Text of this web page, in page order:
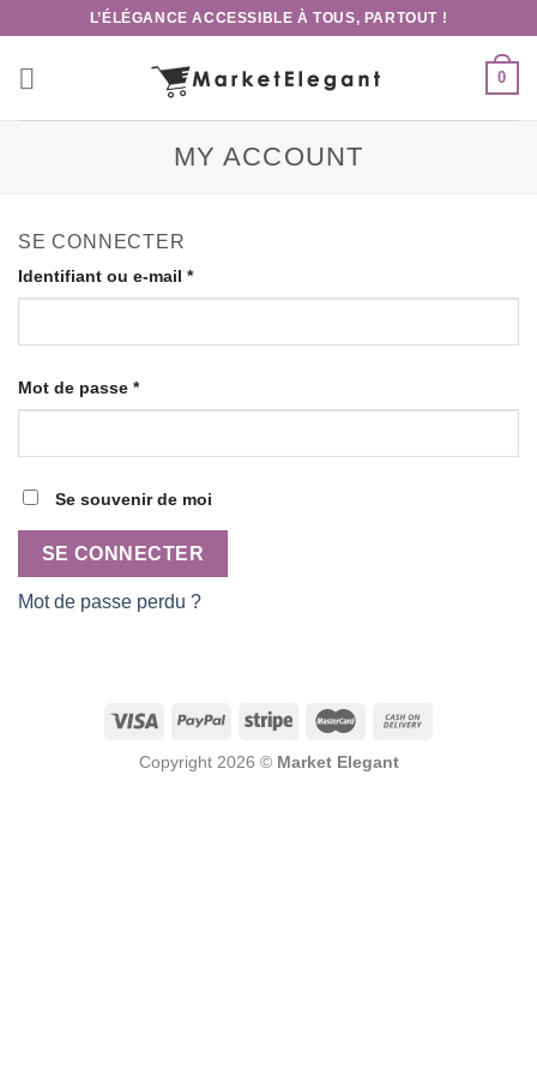
content
L’ÉLÉGANCE ACCESSIBLE À TOUS, PARTOUT !
0
MY ACCOUNT
SE CONNECTER
Identifiant ou e-mail *
Mot de passe *
Se souvenir de moi
SE CONNECTER
Mot de passe perdu ?
Copyright 2026 © Market Elegant